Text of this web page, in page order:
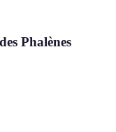
Phalènes